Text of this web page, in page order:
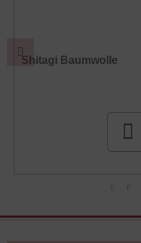
Shitagi Baumwolle